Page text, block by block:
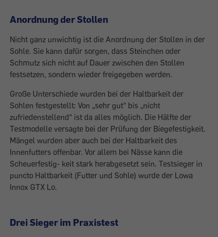
Anordnung der Stollen
Nicht ganz unwichtig ist die Anordnung der Stollen in der
Sohle. Sie kann dafür sorgen, dass Steinchen oder
Schmutz sich nicht auf Dauer zwischen den Stollen
festsetzen, sondern wieder freigegeben werden.
Große Unterschiede wurden bei der Haltbarkeit der
Sohlen festgestellt: Von „sehr gut“ bis „nicht
zufriedenstellend“ ist da alles möglich. Die Hälfte der
Testmodelle versagte bei der Prüfung der Biegefestigkeit.
Mängel wurden aber auch bei der Haltbarkeit des
Innenfutters offenbar. Vor allem bei Nässe kann die
Scheuerfestig- keit stark herabgesetzt sein. Testsieger in
puncto Haltbarkeit (Futter und Sohle) wurde der Lowa
Innox GTX Lo.
Drei Sieger im Praxistest